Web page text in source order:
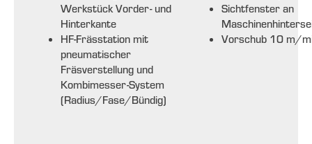
Werkstück Vorder- und
Hinterkante
HF-Frässtation mit
pneumatischer
Fräsverstellung und
Kombimesser-System
(Radius/Fase/Bündig)
Sichtfenster an
Vorschub 10 m/